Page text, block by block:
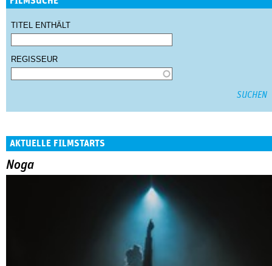
TITEL ENTHÄLT
REGISSEUR
AKTUELLE FILMSTARTS
Noga